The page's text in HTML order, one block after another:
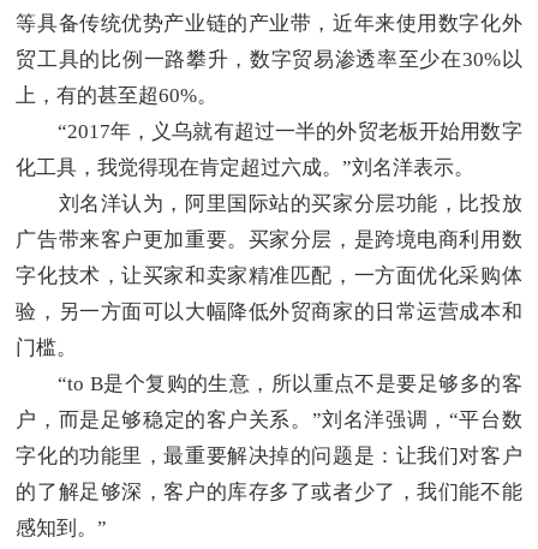
等具备传统优势产业链的产业带，近年来使用数字化外
贸工具的比例一路攀升，数字贸易渗透率至少在30%以
上，有的甚至超60%。
“2017年，义乌就有超过一半的外贸老板开始用数字
化工具，我觉得现在肯定超过六成。”刘名洋表示。
刘名洋认为，阿里国际站的买家分层功能，比投放
广告带来客户更加重要。买家分层，是跨境电商利用数
字化技术，让买家和卖家精准匹配，一方面优化采购体
验，另一方面可以大幅降低外贸商家的日常运营成本和
门槛。
“to B是个复购的生意，所以重点不是要足够多的客
户，而是足够稳定的客户关系。”刘名洋强调，“平台数
字化的功能里，最重要解决掉的问题是：让我们对客户
的了解足够深，客户的库存多了或者少了，我们能不能
感知到。”